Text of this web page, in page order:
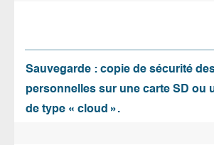
Sauvegarde : copie de sécurité
personnelles sur une carte SD ou
de type « cloud ».